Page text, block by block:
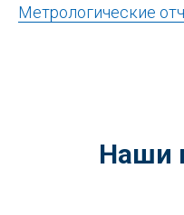
Метрологические
Наши